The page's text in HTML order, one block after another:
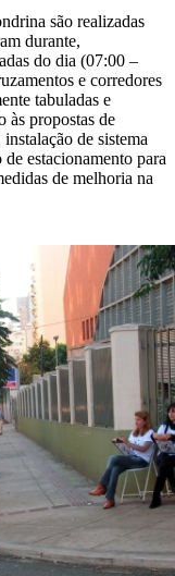
são realizadas
durante,
do dia (07:00 –
e corredores
tabuladas e
às propostas de
de sistema
estacionamento para
de melhoria na